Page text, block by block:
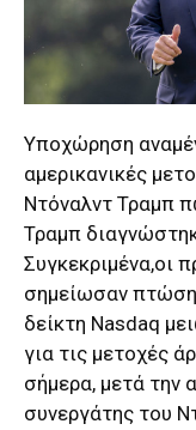
Υποχώρηση
αμερικανικές
Ντόναλντ Τραμπ
Τραμπ
Συγκεκριμένα,οι
σημείωσαν
δείκτη Nasdaq
για τις μετοχές
σήμερα, μετά την
συνεργάτης του